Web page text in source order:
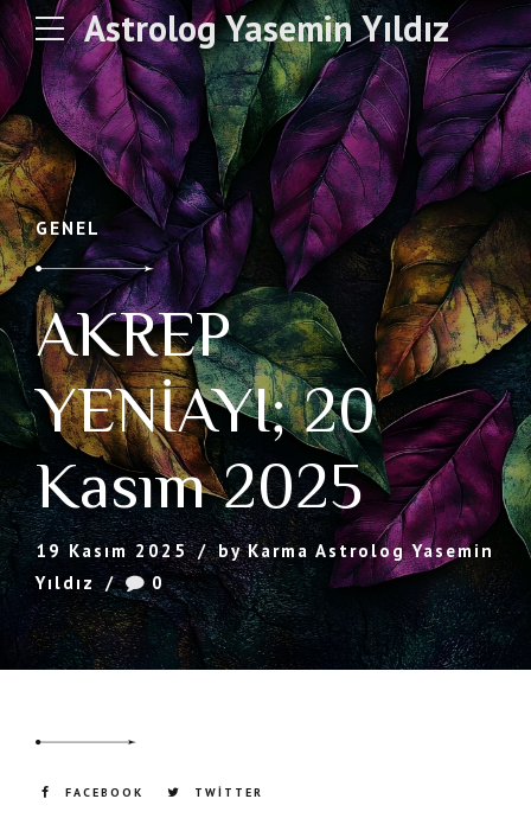
Astrolog Yasemin Yıldız
GENEL
AKREP
YENİAYI; 20
Kasım 2025
19 Kasım 2025
by Karma Astrolog Yasemin
Yıldız
0
FACEBOOK TWITTER